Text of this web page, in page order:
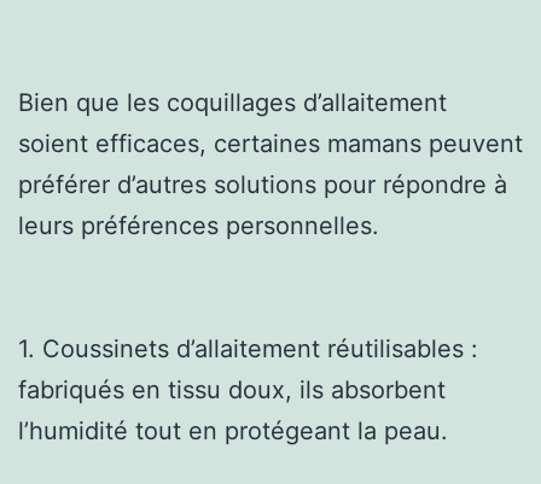
Bien que les coquillages d’allaitement
soient efficaces, certaines mamans peuvent
préférer d’autres solutions pour répondre à
leurs préférences personnelles.
1. Coussinets d’allaitement réutilisables :
fabriqués en tissu doux, ils absorbent
l’humidité tout en protégeant la peau.